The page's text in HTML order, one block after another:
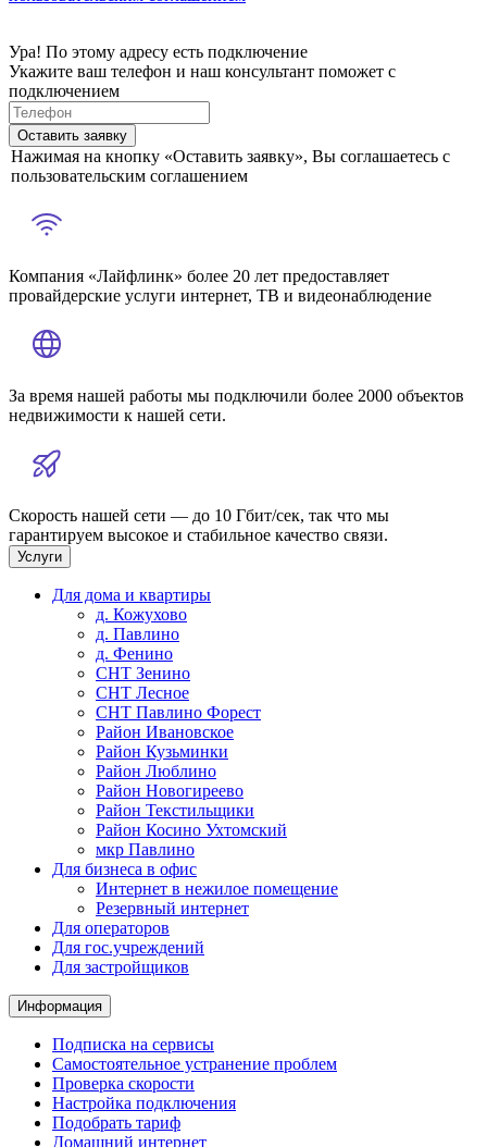
Ура! По этому адресу есть подключение
Укажите ваш телефон и наш консультант поможет с
подключением
Оставить заявку
Нажимая на кнопку «Оставить заявку», Вы соглашаетесь с
пользовательским соглашением
Компания «Лайфлинк» более 20 лет предоставляет
провайдерские услуги интернет, ТВ и видеонаблюдение
За время нашей работы мы подключили более 2000 объектов
недвижимости к нашей сети.
Скорость нашей сети — до 10 Гбит/сек, так что мы
гарантируем высокое и стабильное качество связи.
Услуги
Для дома и квартиры
д. Кожухово
д. Павлино
д. Фенино
СНТ Зенино
СНТ Лесное
СНТ Павлино Форест
Район Ивановское
Район Кузьминки
Район Люблино
Район Новогиреево
Район Текстильщики
Район Косино Ухтомский
мкр Павлино
Для бизнеса в офис
Интернет в нежилое помещение
Резервный интернет
Для операторов
Для гос.учреждений
Для застройщиков
Информация
Подписка на сервисы
Самостоятельное устранение проблем
Проверка скорости
Настройка подключения
Подобрать тариф
Домашний интернет